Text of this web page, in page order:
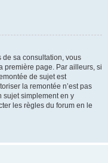
de sa consultation, vous
première page. Par ailleurs, si
de sujet est
la remontée n’est pas
sujet simplement en y
les règles du forum en le